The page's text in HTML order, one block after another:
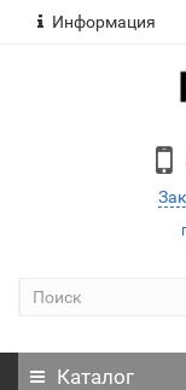
Информация
Каталог